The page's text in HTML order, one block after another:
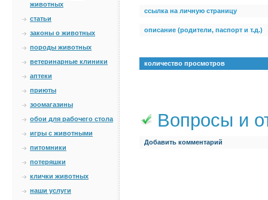
животных
статьи
законы о животных
породы животных
ветеринарные клиники
аптеки
приюты
зоомагазины
обои для рабочего стола
игры с животными
питомники
потеряшки
клички животных
наши услуги
ссылка на личную страницу
описание (родители, паспорт и т.д.)
количество просмотров
Вопросы и
Добавить комментарий